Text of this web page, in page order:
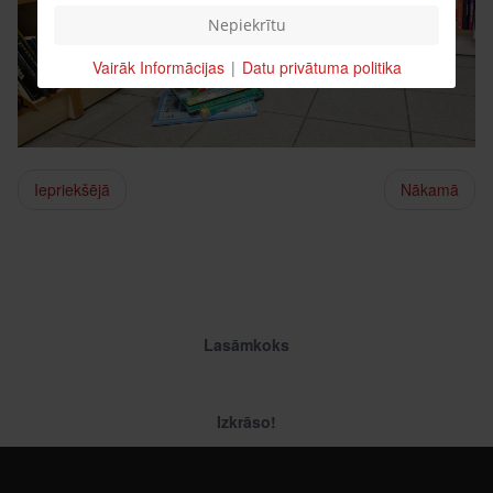
Iepriekšējā Nākamā
Lasāmkoks
Izkrāso!
Nepiekrītu
Vairāk Informācijas | Datu privātuma politika